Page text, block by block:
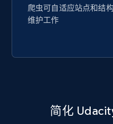
爬虫可自适应站点和结
维护工作
简化